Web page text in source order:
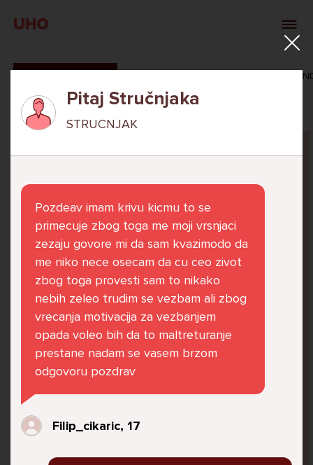
UHO
VERONIKA
Već 6 godina u školi nekoliko cura iz mog
razreda me izbacuju iz zajedničkih aktivnosti
te me iskorištavaju. Dečki iz mojeg razreda mi
govore da sam glupača te me preko discorda
vrijeđaju jer sam niska te mi govore da se
ubijem. Prije mjesec dana su me istukli kod
parka iz čistog mira dok sam prolazila sa
svojim susjedama i malim psom. Stalno u
krevet idem plačući. Nesvjesno te zbog
ljutnje sam se počela tući po nogama no
prestala sam jer me važna osoba potaknula
Pitaj Stručnjaka
STRUCNJAK
Pozdeav imam krivu kicmu to se
primecuje zbog toga me moji vrsnjaci
zezaju govore mi da sam kvazimodo da
me niko nece osecam da cu ceo zivot
zbog toga provesti sam to nikako
nebih zeleo trudim se vezbam ali zbog
vrecanja motivacija za vezbanjem
opada voleo bih da to maltreturanje
prestane nadam se vasem brzom
odgovoru pozdrav
Filip_cikaric, 17